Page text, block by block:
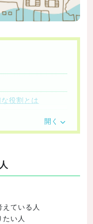
役割とは
のポイント
開く
ている人
い人